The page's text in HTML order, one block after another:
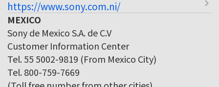
https://www.sony.com.ni/
MEXICO
Sony de Mexico S.A. de C.V
Customer Information Center
Tel. 55 5002-9819 (From Mexico City)
Tel. 800-759-7669